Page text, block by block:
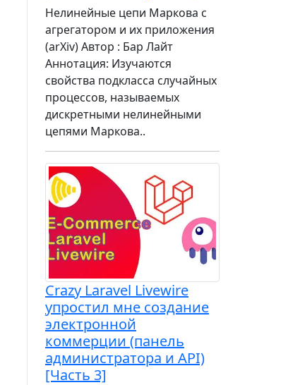
Нелинейные цепи Маркова с
агрегатором и их приложения
(arXiv) Автор : Бар Лайт
Аннотация: Изучаются
свойства подкласса случайных
процессов, называемых
дискретными нелинейными
цепями Маркова..
Crazy Laravel Livewire
упростил мне создание
электронной
коммерции (панель
администратора и API)
[Часть 3]